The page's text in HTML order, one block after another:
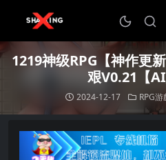
1219神级RPG【神作更
艰V0.21【AI
2024-12-17 RPG游